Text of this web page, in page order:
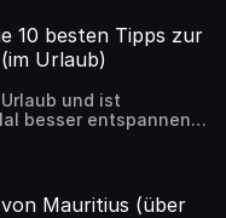
10 besten Tipps zur
Urlaub)
und ist
besser entspannen
Tipps für euren
acast.com/privacy
Mauritius (über